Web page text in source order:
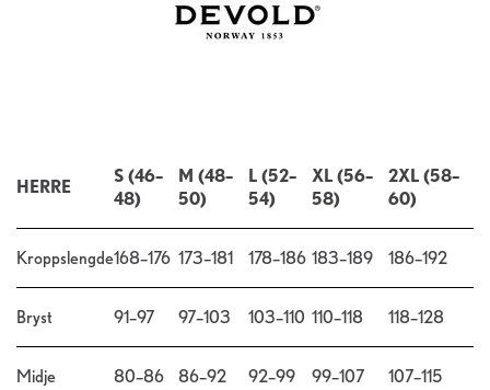
HERRE
S (46–
48)
M (48–
50)
L (52–
54)
XL (56–
58)
2XL (58–
60)
Kroppslengde168–176 173–181 178–186 183–189 186–192
Bryst 91–97 97–103 103–110 110–118 118–128
Midje 80–86 86–92 92–99 99–107 107–115